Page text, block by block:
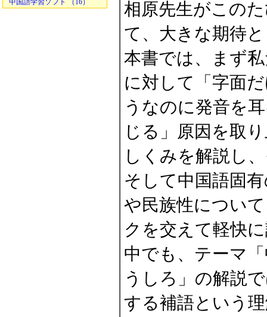
中国語学習ソフト （16）
相原先生がこの
て、大きな期待
本書では、まず
に対して「字面
うなのに発音を
じる」原因を取
しくみを解説し
そして中国語固
や民族性につい
クを交えて軽快
中でも、テーマ
うしろ」の解説
する補語という